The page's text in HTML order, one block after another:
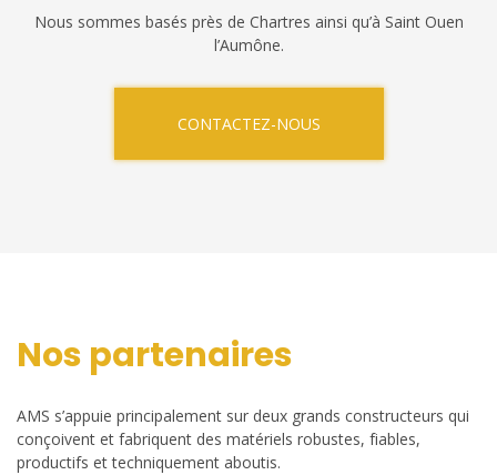
Nous sommes basés près de Chartres ainsi qu’à Saint Ouen
l’Aumône.
CONTACTEZ-NOUS
Nos partenaires
AMS s’appuie principalement sur deux grands constructeurs qui
conçoivent et fabriquent des matériels robustes, fiables,
productifs et techniquement aboutis.